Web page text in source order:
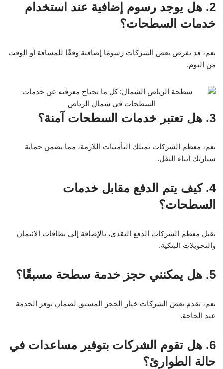
2. هل يوجد رسوم إضافية عند استخدام
خدمات السطحات؟
نعم، قد تفرض بعض الشركات رسومًا إضافية وفقًا للمسافة أو الوقت
من اليوم.
3. هل تعتبر خدمات السطحات آمنة؟
نعم، معظم الشركات تمتلك التأمينات اللازمة، مما يضمن حماية
سيارتك أثناء النقل.
4. كيف يتم الدفع مقابل خدمات
السطحات؟
تقبل معظم الشركات الدفع النقدي، بالإضافة إلى بطاقات الائتمان
والتحويلات البنكية.
5. هل يمكنني حجز خدمة سطحة مسبقًا؟
نعم، تقدم بعض الشركات خيار الحجز المسبق لضمان توفر الخدمة
عند الحاجة.
6. هل تقوم الشركات بتوفير مساعدات في
حالة الطوارئ؟